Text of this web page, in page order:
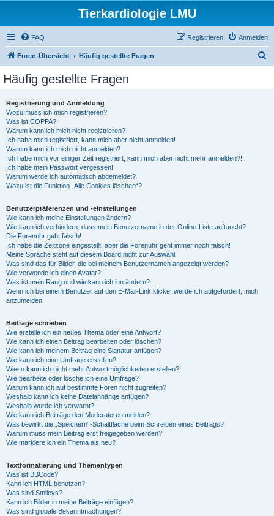
Tierkardiologie LMU
FAQ Anmelden
Registrieren
Foren-Übersicht Häufig gestellte Fragen
Häufig gestellte Fragen
Registrierung und Anmeldung
Wozu muss ich mich registrieren?
Was ist COPPA?
Warum kann ich mich nicht registrieren?
Ich habe mich registriert, kann mich aber nicht anmelden!
Warum kann ich mich nicht anmelden?
Ich habe mich vor einiger Zeit registriert, kann mich aber nicht mehr anmelden?!
Ich habe mein Passwort vergessen!
Warum werde ich automatisch abgemeldet?
Wozu ist die Funktion „Alle Cookies löschen“?
Benutzerpräferenzen und -einstellungen
Wie kann ich meine Einstellungen ändern?
Wie kann ich verhindern, dass mein Benutzername in der Online-Liste auftaucht?
Die Forenuhr geht falsch!
Ich habe die Zeitzone eingestellt, aber die Forenuhr geht immer noch falsch!
Meine Sprache steht auf diesem Board nicht zur Auswahl!
Was sind das für Bilder, die bei meinem Benutzernamen angezeigt werden?
Wie verwende ich einen Avatar?
Was ist mein Rang und wie kann ich ihn ändern?
Wenn ich bei einem Benutzer auf den E-Mail-Link klicke, werde ich aufgefordert, mich
anzumelden.
Beiträge schreiben
Wie erstelle ich ein neues Thema oder eine Antwort?
Wie kann ich einen Beitrag bearbeiten oder löschen?
Wie kann ich meinem Beitrag eine Signatur anfügen?
Wie kann ich eine Umfrage erstellen?
Wieso kann ich nicht mehr Antwortmöglichkeiten erstellen?
Wie bearbeite oder lösche ich eine Umfrage?
Warum kann ich auf bestimmte Foren nicht zugreifen?
Weshalb kann ich keine Dateianhänge anfügen?
Weshalb wurde ich verwarnt?
Wie kann ich Beiträge den Moderatoren melden?
Was bewirkt die „Speichern“-Schaltfläche beim Schreiben eines Beitrags?
Warum muss mein Beitrag erst freigegeben werden?
Wie markiere ich ein Thema als neu?
Textformatierung und Thementypen
Was ist BBCode?
Kann ich HTML benutzen?
Was sind Smileys?
Kann ich Bilder in meine Beiträge einfügen?
Was sind globale Bekanntmachungen?